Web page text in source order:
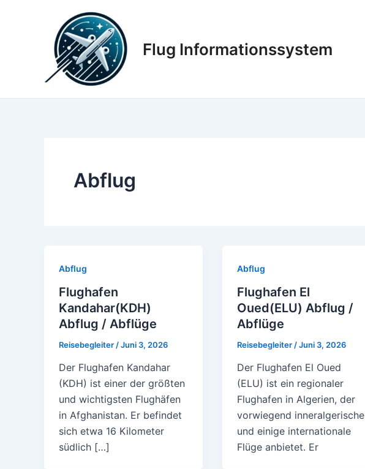
Flug Informationssystem
Abflug
Abflug
Flughafen
Kandahar(KDH)
Abflug / Abflüge
Reisebegleiter /Juni 3, 2026
Der Flughafen Kandahar
(KDH) ist einer der größten
und wichtigsten Flughäfen
in Afghanistan. Er befindet
sich etwa 16 Kilometer
südlich […]
Abflug
Flughafen El
Oued(ELU) Abflug /
Abflüge
Reisebegleiter /Juni 3, 2026
Der Flughafen El Oued
(ELU) ist ein regionaler
Flughafen in Algerien, der
vorwiegend inneralgerische
und einige internationale
Flüge anbietet. Er